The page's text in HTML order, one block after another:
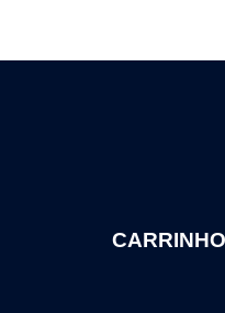
CARRINHO